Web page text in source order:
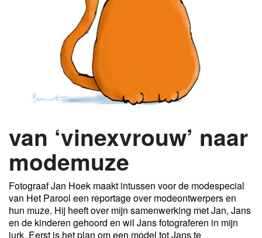
van ‘vinexvrouw’ naar
modemuze
Fotograaf Jan Hoek maakt intussen voor de modespecial
van Het Parool een reportage over modeontwerpers en
hun muze. Hij heeft over mijn samenwerking met Jan, Jans
en de kinderen gehoord en wil Jans fotograferen in mijn
jurk. Eerst is het plan om een model tot Jans te